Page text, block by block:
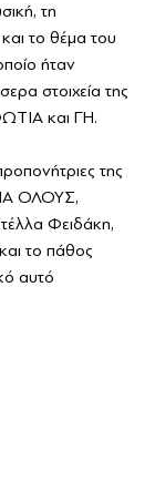
τη
το θέμα του
ήταν
στοιχεία της
και ΓΗ.
της
ΟΛΟΥΣ,
Φειδάκη,
το πάθος
αυτό